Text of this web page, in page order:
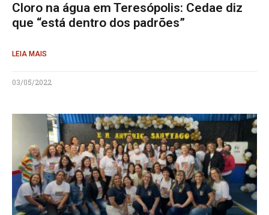
Cloro na água em Teresópolis: Cedae diz
que “está dentro dos padrões”
LEIA MAIS
03/05/2022